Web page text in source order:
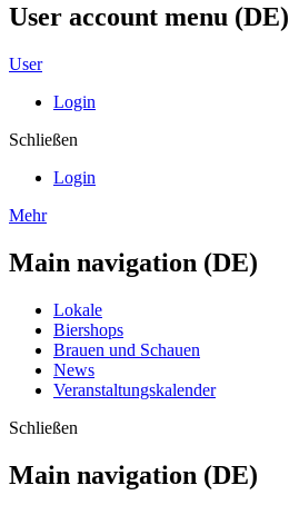
User account menu (DE)
User
Login
Schließen
Login
Mehr
Main navigation (DE)
Lokale
Biershops
Brauen und Schauen
News
Veranstaltungskalender
Schließen
Main navigation (DE)